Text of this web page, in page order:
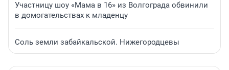
Участницу шоу «Мама в 16» из Волгограда обвинили
в домогательствах к младенцу
Соль земли забайкальской. Нижегородцевы